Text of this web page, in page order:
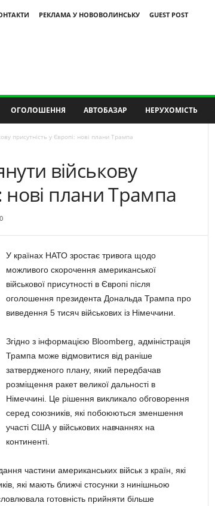
РЕКЛАМА У НОВОВОЛИНСЬКУ
GUEST POST
ОГОЛОШЕННЯ АВТОБАЗАР НЕРУХОМІСТЬ
присутність у Європі: нові плани Трампа
військову
нові плани Трампа
0
У країнах НАТО зростає тривога щодо
можливого скорочення американської
військової присутності в Європі після
оголошення президента Дональда Трампа про
виведення 5 тисяч військових із Німеччини.
Згідно з інформацією Bloomberg, адміністрація
Трампа може відмовитися від раніше
затвердженого плану, який передбачав
розміщення ракет великої дальності в
Німеччині. Це рішення викликало обговорення
серед союзників, які побоюються зменшення
участі США у військових навчаннях на
континенті.
частини американських військ з країн, які
які мають ближчі стосунки з нинішньою
готовність прийняти більше